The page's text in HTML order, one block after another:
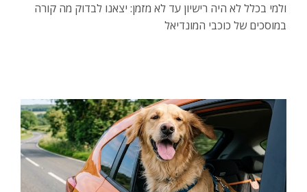
ולמי בכלל לא היה רישיון עד לא מזמן: יצאנו לבדוק מה קורה
במוסכים של כוכבי המונדיאל